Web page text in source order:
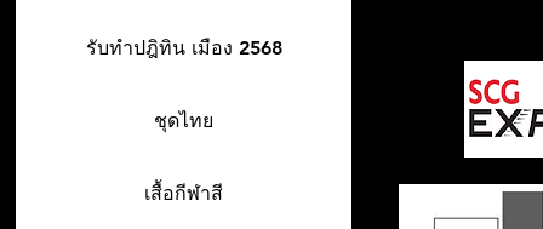
รับทำปฎิทิน เมือง 2568
ชุดไทย
เสื้อกีฬาสี